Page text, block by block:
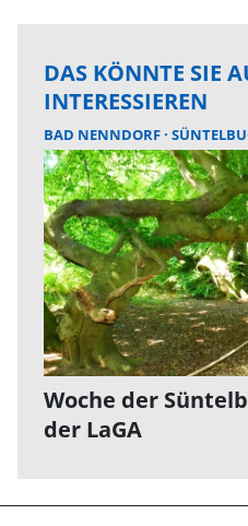
DAS KÖNNTE SIE
INTERESSIEREN
BAD NENNDORF
Woche der
der LaGA